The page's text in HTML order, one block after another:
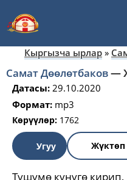
Кыргызча ырлар »
Самат Дөөлөтбаков—
Датасы: 29.10.2020
Формат: mp3
Көрүүлөр: 1762
Угуу Жүктөп
Түшүмө күнүгө кирип,